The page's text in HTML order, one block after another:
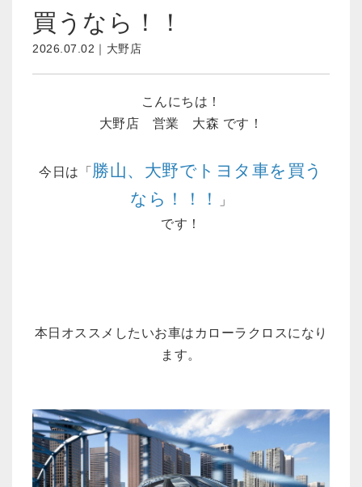
買うなら！！
2026.07.02｜大野店
こんにちは！
大野店 営業 大森 です！
今日は「 勝山、大野でトヨタ車を買う
なら！！！
」
です！
本日オススメしたいお車はカローラクロスになり
ます。